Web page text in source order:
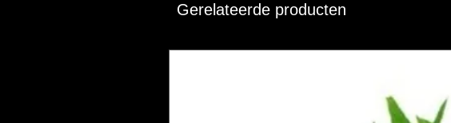
Gerelateerde producten